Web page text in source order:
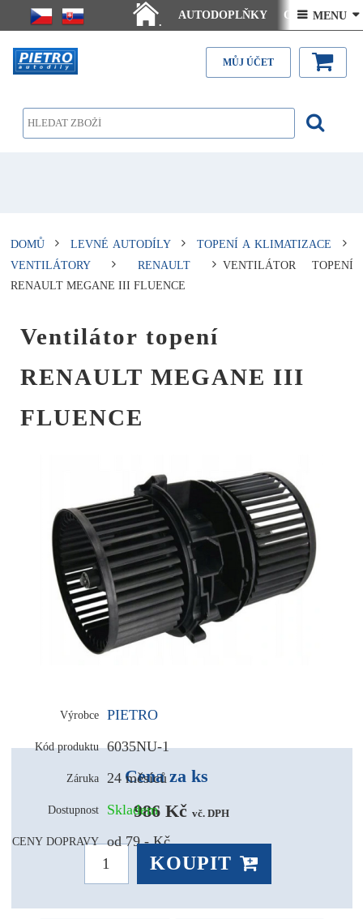
.
AUTODOPLŇKY Ceny doručení
Články - návody Kontakt
 MENU 
MŮJ ÚČET
DOMŮ LEVNÉ AUTODÍLY
TOPENÍ A KLIMATIZACE
VENTILÁTORY
RENAULT
VENTILÁTOR TOPENÍ
RENAULT MEGANE III FLUENCE
Ventilátor topení
RENAULT MEGANE III
FLUENCE
Výrobce PIETRO
Kód produktu 6035NU-1
Záruka 24 měsíců
Dostupnost Skladem
CENY DOPRAVY od 79,- Kč
Cena za ks
986 Kč vč. DPH
KOUPIT